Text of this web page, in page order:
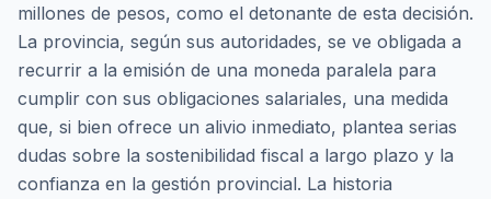
millones de pesos, como el detonante de esta decisión.
La provincia, según sus autoridades, se ve obligada a
recurrir a la emisión de una moneda paralela para
cumplir con sus obligaciones salariales, una medida
que, si bien ofrece un alivio inmediato, plantea serias
dudas sobre la sostenibilidad fiscal a largo plazo y la
confianza en la gestión provincial. La historia